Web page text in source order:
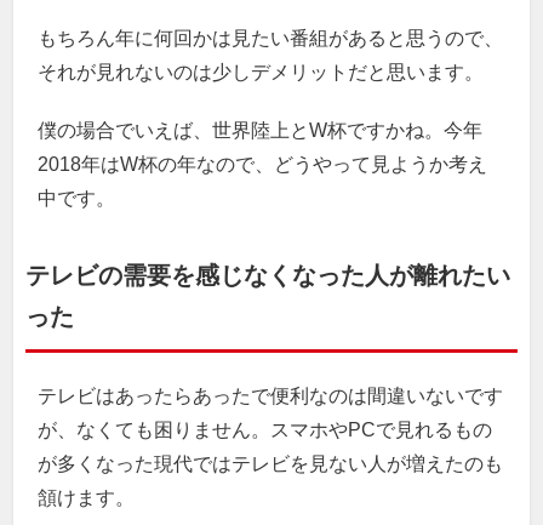
もちろん年に何回かは見たい番組があると思うので、
それが見れないのは少しデメリットだと思います。
僕の場合でいえば、世界陸上とW杯ですかね。今年
2018年はW杯の年なので、どうやって見ようか考え
中です。
テレビの需要を感じなくなった人が離れたい
った
テレビはあったらあったで便利なのは間違いないです
が、なくても困りません。スマホやPCで見れるもの
が多くなった現代ではテレビを見ない人が増えたのも
頷けます。